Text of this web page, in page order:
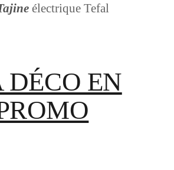
électrique Tefal
DÉCO EN